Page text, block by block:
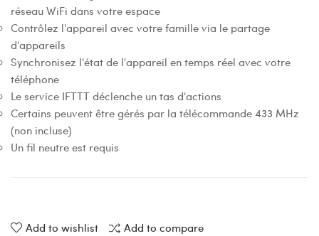
réseau WiFi dans votre espace
Contrôlez l'appareil avec votre famille via le partage
d'appareils
Synchronisez l'état de l'appareil en temps réel avec votre
téléphone
Le service IFTTT déclenche un tas d'actions
Certains peuvent être gérés par la télécommande 433 MHz
(non incluse)
Un fil neutre est requis
Add to wishlist
Add to compare